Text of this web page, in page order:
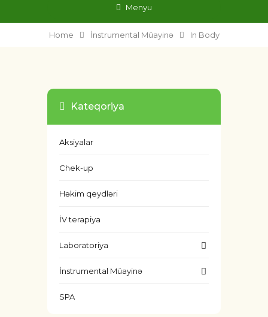
Menyu
Home İnstrumental Müayinə In Body
Kateqoriya
Aksiyalar
Chek-up
Həkim qeydləri
İV terapiya
Laboratoriya
İnstrumental Müayinə
SPA